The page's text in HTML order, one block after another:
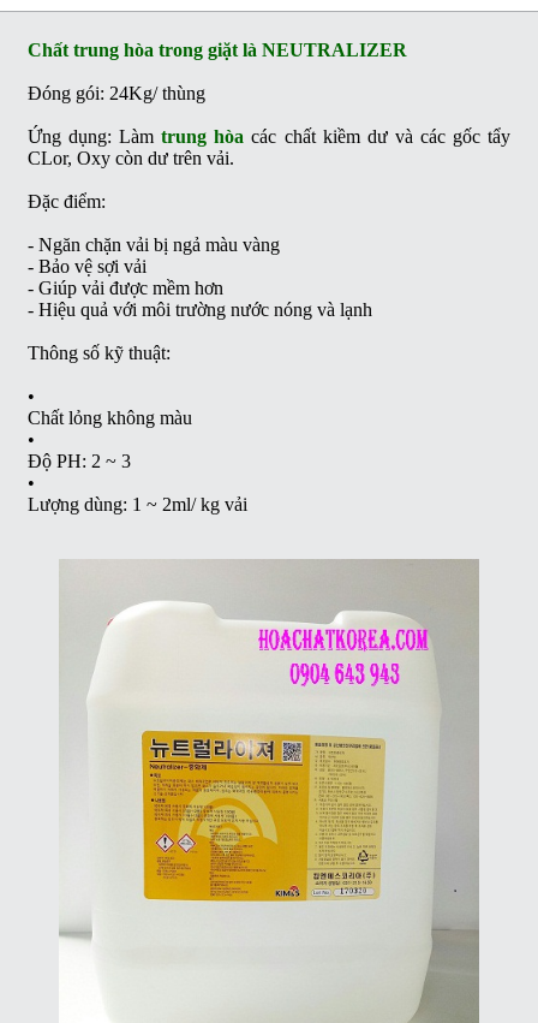
Chất trung hòa trong giặt là NEUTRALIZER
Đóng gói: 24Kg/ thùng
Ứng dụng: Làmtrung hòa các chất kiềm dư và các gốc tẩy
CLor, Oxy còn dư trên vải.
Đặc điểm:
- Ngăn chặn vải bị ngả màu vàng
- Bảo vệ sợi vải
- Giúp vải được mềm hơn
- Hiệu quả với môi trường nước nóng và lạnh
Thông số kỹ thuật:
•
Chất lỏng không màu
•
Độ PH: 2 ~ 3
•
Lượng dùng: 1 ~ 2ml/ kg vải